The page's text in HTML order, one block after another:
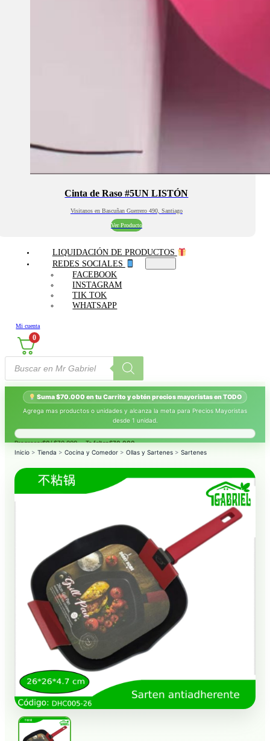
Cinta de Raso #5UN LISTÓN
Visitanos en Bascuñan Guerrero 490, Santiago
Ver Producto
LIQUIDACIÓN DE PRODUCTOS
REDES SOCIALES
FACEBOOK
INSTAGRAM
TIK TOK
WHATSAPP
Mi cuenta
0
Búsqueda
productos
Suma $70.000 en tu Carrito y obtén precios mayoristas en TODO
Agrega mas productos o unidades y alcanza la meta para Precios Mayoristas
desde 1 unidad.
Progreso:$0/ $70.000 — Te faltan$70.000.
Inicio > Tienda > Cocina y Comedor > Ollas y Sartenes > Sartenes